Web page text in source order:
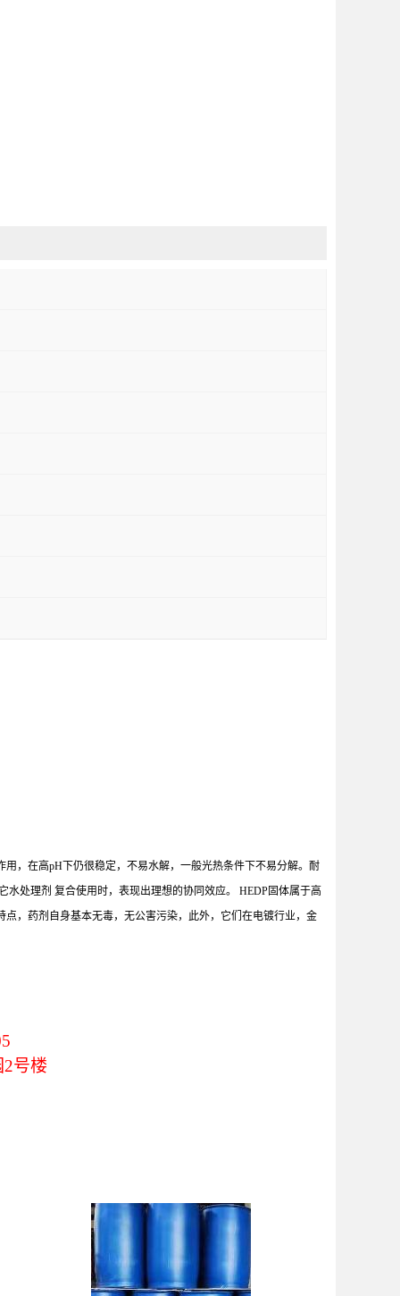
，在高pH下仍很稳定，不易水解，一般光热条件下不易分解。耐
处理剂 复合使用时，表现出理想的协同效应。 HEDP固体属于高
，药剂自身基本无毒，无公害污染，此外，它们在电镀行业，金
号楼